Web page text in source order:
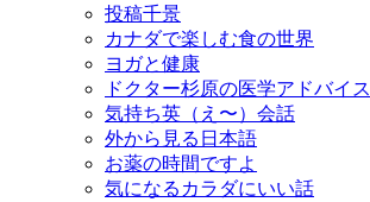
投稿千景
カナダで楽しむ食の世界
ヨガと健康
ドクター杉原の医学アドバイス
気持ち英（え〜）会話
外から見る日本語
お薬の時間ですよ
気になるカラダにいい話